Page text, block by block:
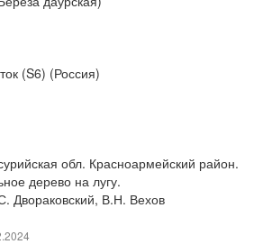
(S6) (Россия)
обл. Красноармейский район.
дерево на лугу.
Двораковский, В.Н. Вехов